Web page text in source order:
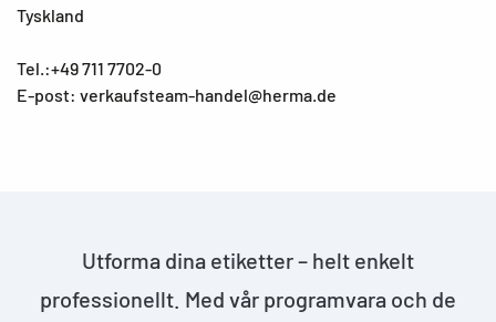
Tyskland
Tel.:+49 711 7702-0
E-post: verkaufsteam-handel@herma.de
Utforma dina etiketter – helt enkelt
professionellt. Med vår programvara och de